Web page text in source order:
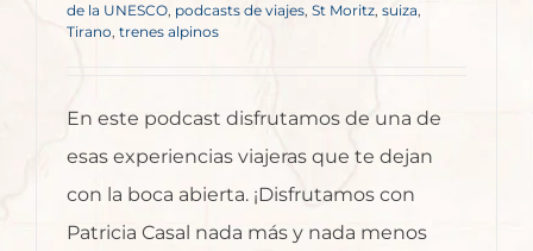
de la UNESCO, podcasts de viajes, St Moritz, suiza,
Tirano, trenes alpinos
En este podcast disfrutamos de una de
esas experiencias viajeras que te dejan
con la boca abierta. ¡Disfrutamos con
Patricia Casal nada más y nada menos